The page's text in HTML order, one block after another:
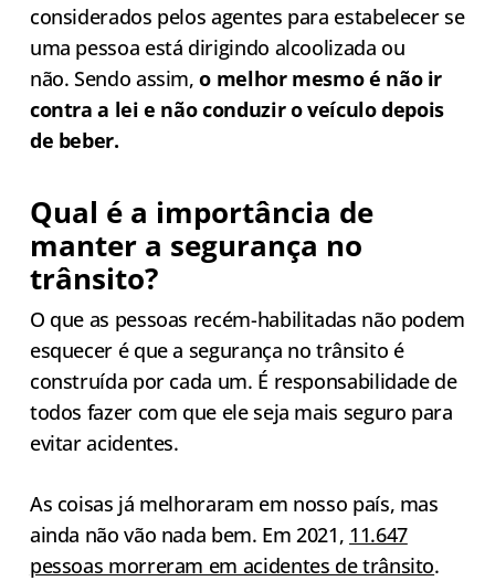
considerados pelos agentes para estabelecer se
uma pessoa está dirigindo alcoolizada ou
não. Sendo assim,o melhor mesmo é não ir
contra a lei e não conduzir o veículo depois
de beber.
Qual é a importância de
manter a segurança no
trânsito?
O que as pessoas recém-habilitadas não podem
esquecer é que a segurança no trânsito é
construída por cada um. É responsabilidade de
todos fazer com que ele seja mais seguro para
evitar acidentes.
As coisas já melhoraram em nosso país, mas
ainda não vão nada bem. Em 2021, 11.647
pessoas morreram em acidentes de trânsito.